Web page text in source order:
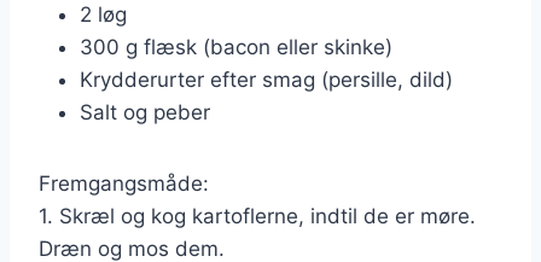
2 løg
300 g flæsk (bacon eller skinke)
Krydderurter efter smag (persille, dild)
Salt og peber
Fremgangsmåde:
1. Skræl og kog kartoflerne, indtil de er møre.
Dræn og mos dem.